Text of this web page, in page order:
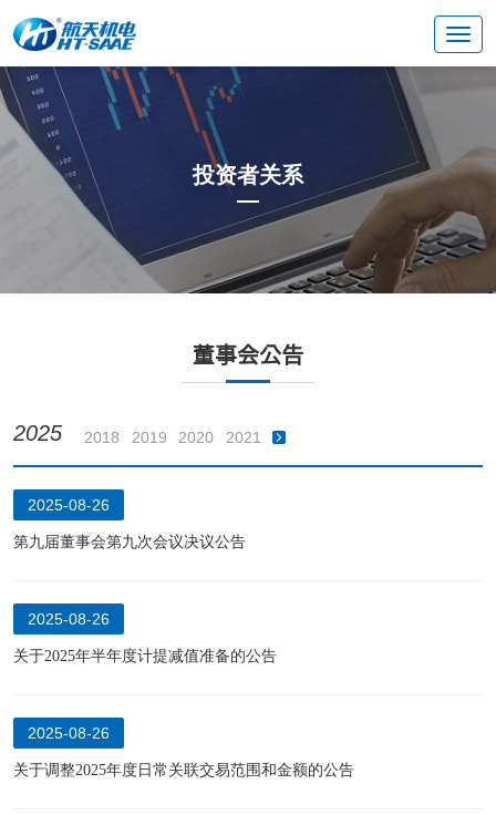
投资者关系
董事会公告
2025 2018 2019 2020 2021 2022
2025-08-26
第九届董事会第九次会议决议公告
2025-08-26
关于2025年半年度计提减值准备的公告
2025-08-26
关于调整2025年度日常关联交易范围和金额的公告